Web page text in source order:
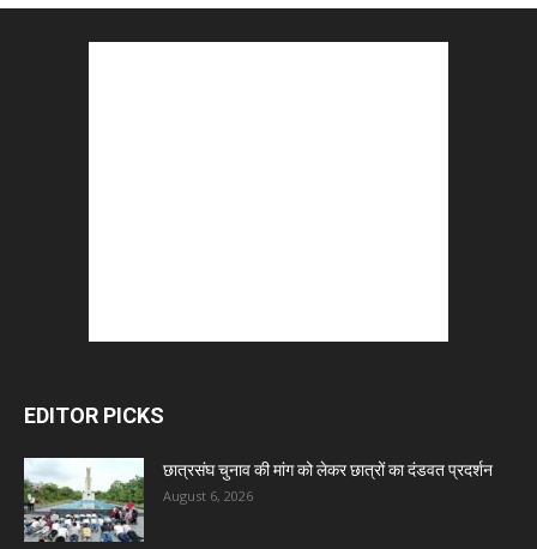
EDITOR PICKS
छात्रसंघ चुनाव की मांग को लेकर छात्रों का दंडवत प्रदर्शन
August 6, 2026